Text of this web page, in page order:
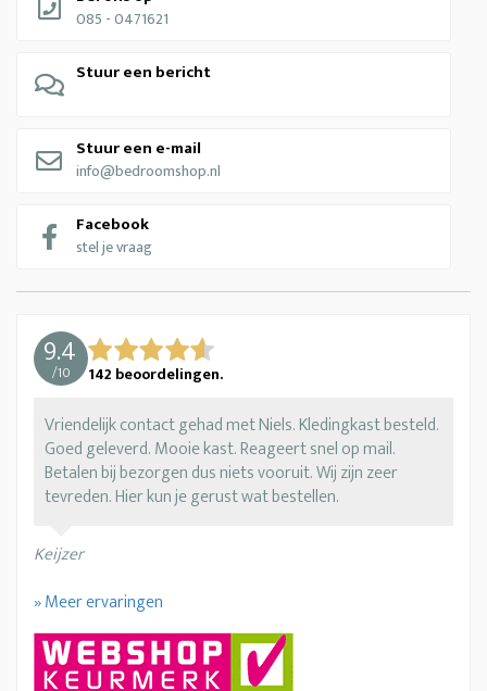
085 - 0471621
Stuur een bericht
Stuur een e-mail
info@bedroomshop.nl
Facebook
stel je vraag
9.4
/10 142 beoordelingen.
Vriendelijk contact gehad met Niels. Kledingkast besteld.
Goed geleverd. Mooie kast. Reageert snel op mail.
Betalen bij bezorgen dus niets vooruit. Wij zijn zeer
tevreden. Hier kun je gerust wat bestellen.
Keijzer
» Meer ervaringen